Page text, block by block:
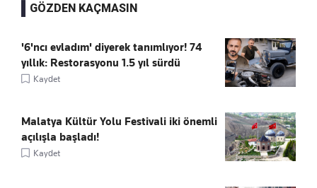
GÖZDEN KAÇMASIN
'6'ncı evladım' diyerek tanımlıyor! 74
yıllık: Restorasyonu 1.5 yıl sürdü
Kaydet
Malatya Kültür Yolu Festivali iki önemli
açılışla başladı!
Kaydet